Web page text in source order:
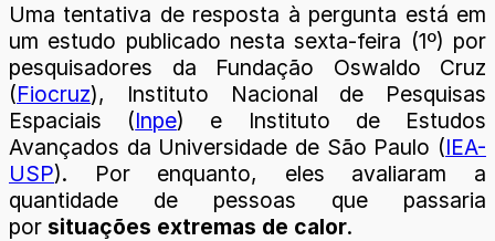
Uma tentativa de resposta à pergunta está em
um estudo publicado nesta sexta-feira (1º) por
pesquisadores da Fundação Oswaldo Cruz
(Fiocruz), Instituto Nacional de Pesquisas
Espaciais (Inpe) e Instituto de Estudos
Avançados da Universidade de São Paulo (IEA-
USP). Por enquanto, eles avaliaram a
quantidade de pessoas que passaria
por situações extremas de calor.